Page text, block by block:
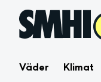
Hoppa till sidans
Väder Klimat